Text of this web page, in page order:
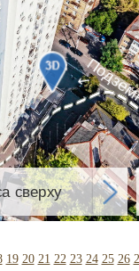
↙
сверху
19 20 21 22 23 24 25 26